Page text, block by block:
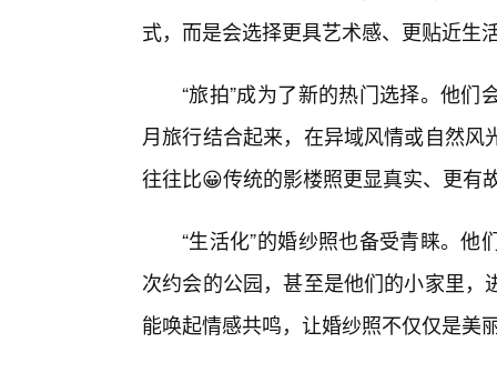
式，而是会选择更具艺术感、更贴近生
“旅拍”成为了新的热门选择。他
月旅行结合起来，在异域风情或自然
往往比😀传统的影楼照更显真实、更有
“生活化”的婚纱照也备受青睐。
次约会的公园，甚至是他们的小家里
能唤起情感共鸣，让婚纱照不仅仅是美